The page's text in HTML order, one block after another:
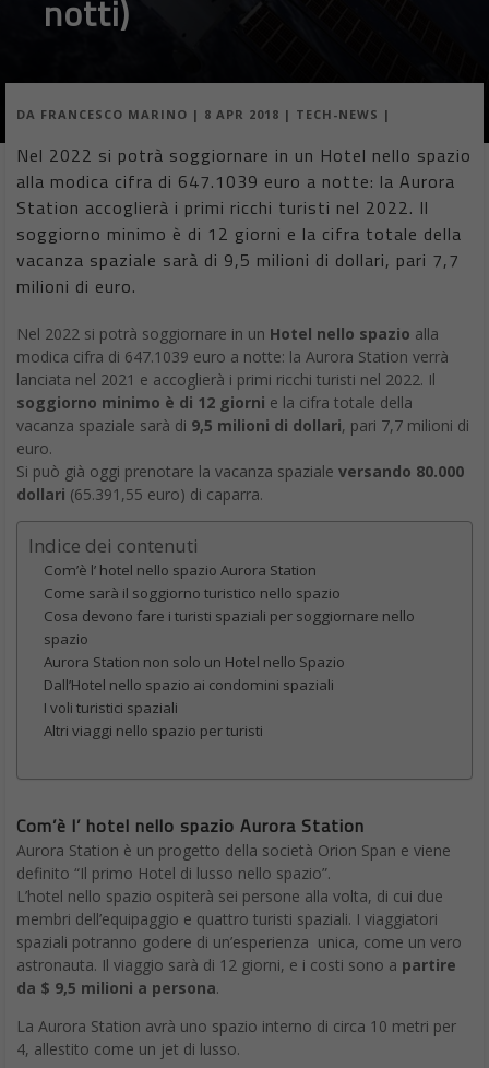
notti)
DA FRANCESCO MARINO | 8 APR 2018 | TECH-NEWS |
Nel 2022 si potrà soggiornare in un Hotel nello spazio
alla modica cifra di 647.1039 euro a notte: la Aurora
Station accoglierà i primi ricchi turisti nel 2022. Il
soggiorno minimo è di 12 giorni e la cifra totale della
vacanza spaziale sarà di 9,5 milioni di dollari, pari 7,7
milioni di euro.
Nel 2022 si potrà soggiornare in un Hotel nello spazio alla
modica cifra di 647.1039 euro a notte: la Aurora Station verrà
lanciata nel 2021 e accoglierà i primi ricchi turisti nel 2022. Il
soggiorno minimo è di 12 giorni e la cifra totale della
vacanza spaziale sarà di 9,5 milioni di dollari, pari 7,7 milioni di
euro.
Si può già oggi prenotare la vacanza spaziale versando 80.000
dollari (65.391,55 euro) di caparra.
Indice dei contenuti
Com’è l’ hotel nello spazio Aurora Station
Come sarà il soggiorno turistico nello spazio
Cosa devono fare i turisti spaziali per soggiornare nello
spazio
Aurora Station non solo un Hotel nello Spazio
Dall’Hotel nello spazio ai condomini spaziali
I voli turistici spaziali
Altri viaggi nello spazio per turisti
Com’è l’ hotel nello spazio Aurora Station
Aurora Station è un progetto della società Orion Span e viene
definito “Il primo Hotel di lusso nello spazio”.
L’hotel nello spazio ospiterà sei persone alla volta, di cui due
membri dell’equipaggio e quattro turisti spaziali. I viaggiatori
spaziali potranno godere di un’esperienza unica, come un vero
astronauta. Il viaggio sarà di 12 giorni, e i costi sono a partire
da $ 9,5 milioni a persona.
La Aurora Station avrà uno spazio interno di circa 10 metri per
4, allestito come un jet di lusso.